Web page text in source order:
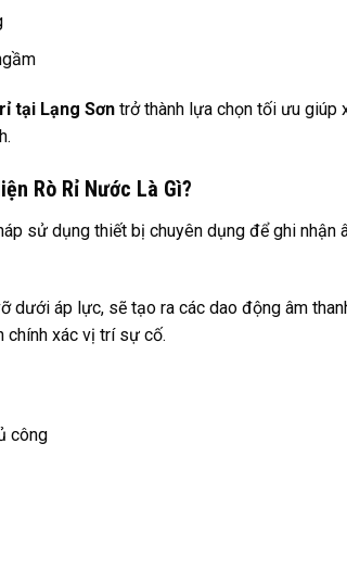
tại Lạng Sơn trở thành lựa chọn tối ưu giúp
Rò Rỉ Nước Là Gì?
sử dụng thiết bị chuyên dụng để ghi nhận
dưới áp lực, sẽ tạo ra các dao động âm
chính xác vị trí sự cố.
công